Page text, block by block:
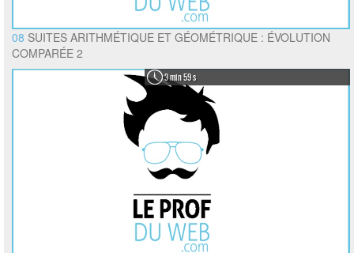
08 SUITES ARITHMÉTIQUE ET GÉOMÉTRIQUE : ÉVOLUTION
COMPARÉE 2
3 min 59 s